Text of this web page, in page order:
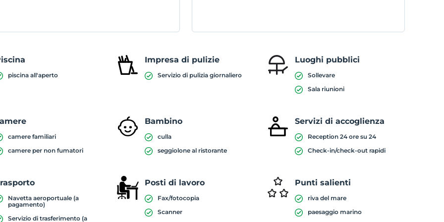
piscina all'aperto
Impresa di pulizie
Servizio di pulizia giornaliero
Luoghi pubblici
Sollevare
Sala riunioni
camere familiari
camere per non fumatori
Bambino
culla
seggiolone al ristorante
Servizi di accoglienza
Reception 24 ore su 24
Check-in/check-out rapidi
Navetta aeroportuale (a
pagamento)
Servizio di trasferimento (a
Posti di lavoro
Fax/fotocopia
Scanner
Punti salienti
riva del mare
paesaggio marino